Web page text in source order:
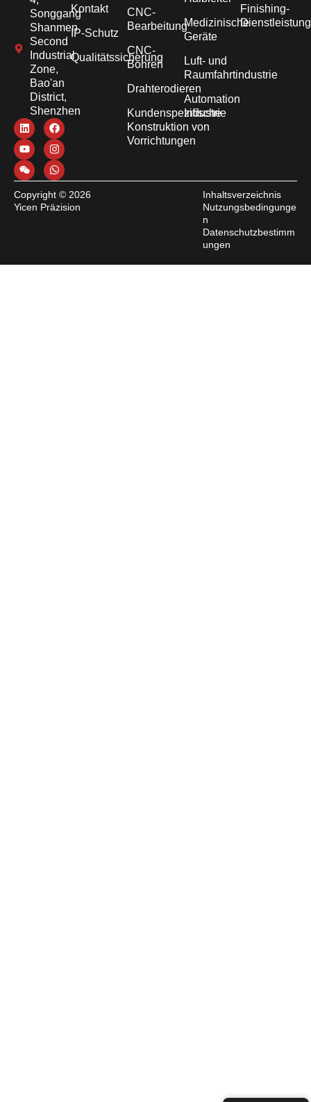
Songgang
Shanmen
Second
Industrial
Zone,
Bao'an
District,
Shenzhen
Kontakt
IP-Schutz
Qualitätssicherung
CNC-
Bearbeitung
CNC-
Bohren
Drahterodieren
Kundenspezifische
Konstruktion von
Vorrichtungen
Medizinische
Geräte
Luft- und
Raumfahrtindustrie
Automation
Industrie
Finishing-
Copyright © 2026
Yicen Präzision
Inhaltsverzeichnis
Nutzungsbedingunge
n
Datenschutzbestimm
ungen